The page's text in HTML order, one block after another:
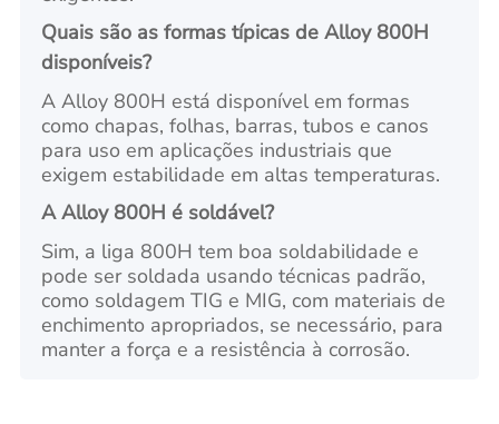
Quais são as formas típicas de Alloy 800H
disponíveis?
A Alloy 800H está disponível em formas
como chapas, folhas, barras, tubos e canos
para uso em aplicações industriais que
exigem estabilidade em altas temperaturas.
A Alloy 800H é soldável?
Sim, a liga 800H tem boa soldabilidade e
pode ser soldada usando técnicas padrão,
como soldagem TIG e MIG, com materiais de
enchimento apropriados, se necessário, para
manter a força e a resistência à corrosão.